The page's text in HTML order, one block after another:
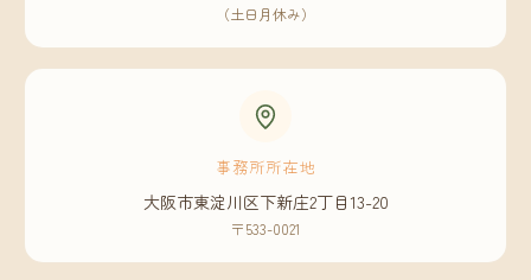
（土日月休み）
事務所所在地
大阪市東淀川区下新庄2丁目13-20
〒533-0021